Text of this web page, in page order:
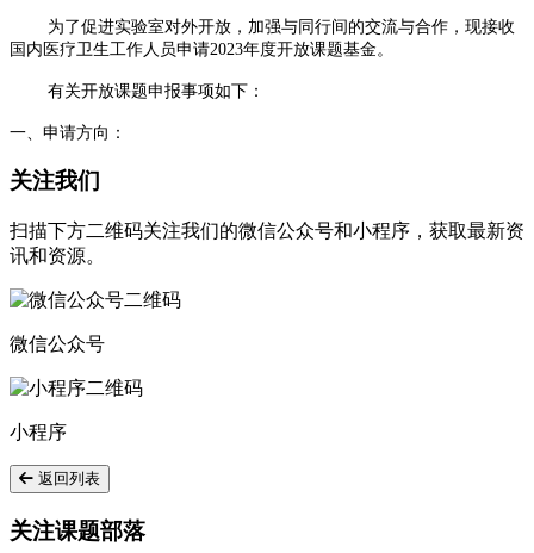
为了促进实验室对外开放，加强与同行间的交流与合作，现接收
国内医疗卫生工作人员申请2023年度开放课题基金。
有关开放课题申报事项如下：
一、申请方向：
关注我们
扫描下方二维码关注我们的微信公众号和小程序，获取最新资
讯和资源。
微信公众号
小程序
返回列表
关注课题部落